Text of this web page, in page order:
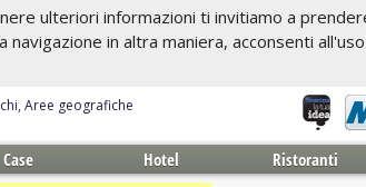
ulteriori informazioni ti invitiamo a
in altra maniera, acconsenti
Aree geografiche
Case Hotel Ristoranti